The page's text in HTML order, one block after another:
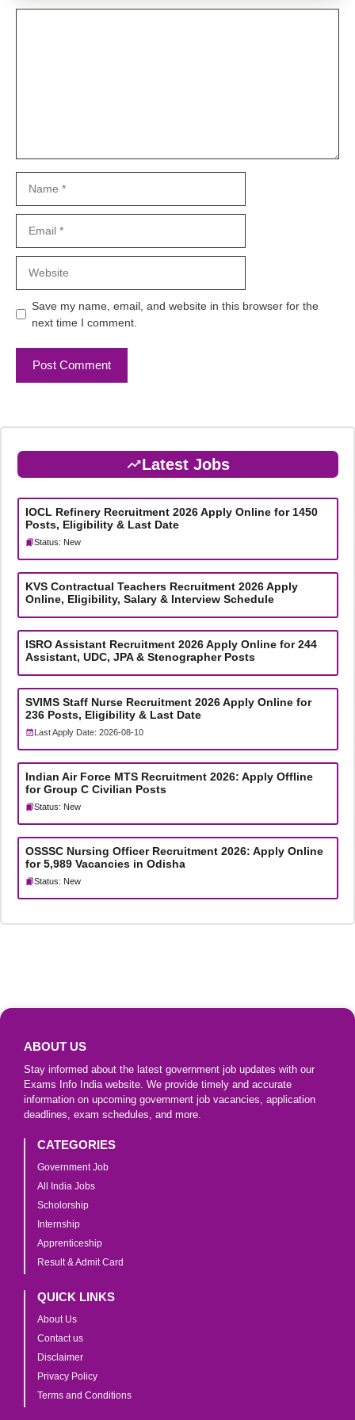
Save my name, email, and website in this browser for the
next time I comment.
Latest Jobs
IOCL Refinery Recruitment 2026 Apply Online for 1450
Posts, Eligibility & Last Date
Status: New
KVS Contractual Teachers Recruitment 2026 Apply
Online, Eligibility, Salary & Interview Schedule
ISRO Assistant Recruitment 2026 Apply Online for 244
Assistant, UDC, JPA & Stenographer Posts
SVIMS Staff Nurse Recruitment 2026 Apply Online for
236 Posts, Eligibility & Last Date
Last Apply Date: 2026-08-10
Indian Air Force MTS Recruitment 2026: Apply Offline
for Group C Civilian Posts
Status: New
OSSSC Nursing Officer Recruitment 2026: Apply Online
for 5,989 Vacancies in Odisha
Status: New
ABOUT US
Stay informed about the latest government job updates with our
Exams Info India website. We provide timely and accurate
information on upcoming government job vacancies, application
deadlines, exam schedules, and more.
CATEGORIES
Government Job
All India Jobs
Scholorship
Internship
Apprenticeship
Result & Admit Card
QUICK LINKS
About Us
Contact us
Disclaimer
Privacy Policy
Terms and Conditions